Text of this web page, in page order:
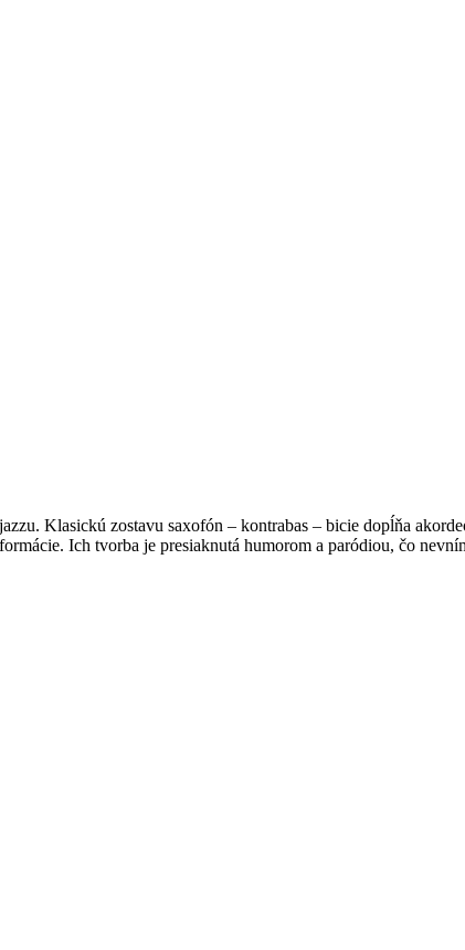
Klasickú zostavu saxofón – kontrabas – bicie dopĺňa
Ich tvorba je presiaknutá humorom a paródiou, čo